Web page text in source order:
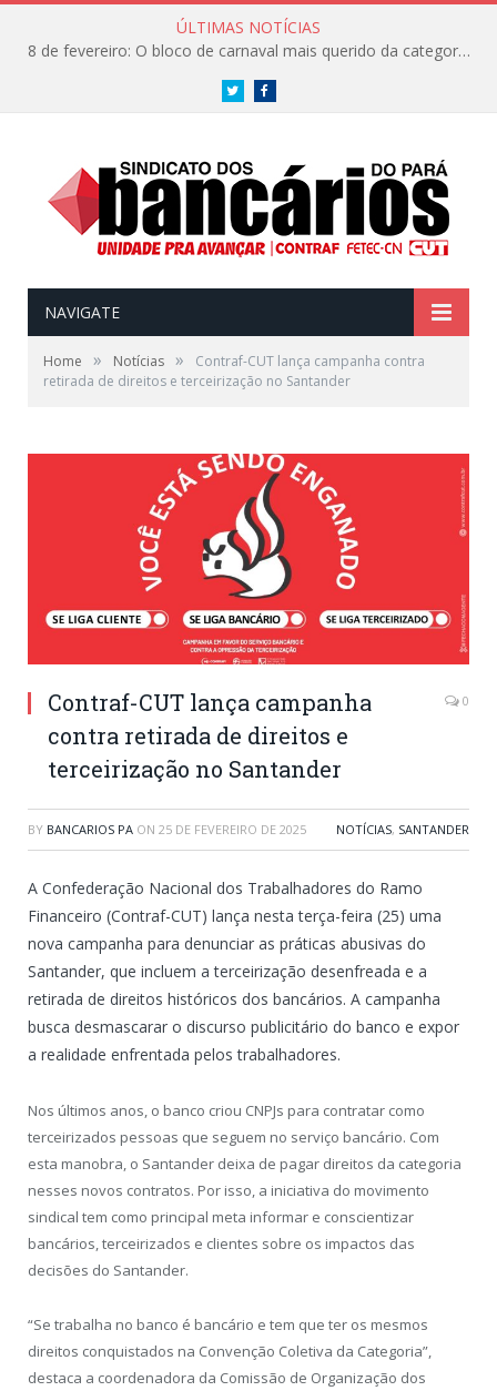
ÚLTIMAS NOTÍCIAS
8 de fevereiro: O bloco de carnaval mais querido da categoria já tem data. Vem pro CarnaBancários 2025!
Twitter
NAVIGATE
Home » Notícias »
Contraf-CUT lança campanha contra
retirada de direitos e terceirização no Santander
Contraf-CUT lança campanha
contra retirada de direitos e
terceirização no Santander
0
BY BANCARIOS PA ON 25 DE FEVEREIRO DE 2025 NOTÍCIAS, SANTANDER
A Confederação Nacional dos Trabalhadores do Ramo
Financeiro (Contraf-CUT) lança nesta terça-feira (25) uma
nova campanha para denunciar as práticas abusivas do
Santander, que incluem a terceirização desenfreada e a
retirada de direitos históricos dos bancários. A campanha
busca desmascarar o discurso publicitário do banco e expor
a realidade enfrentada pelos trabalhadores.
Nos últimos anos, o banco criou CNPJs para contratar como
terceirizados pessoas que seguem no serviço bancário. Com
esta manobra, o Santander deixa de pagar direitos da categoria
nesses novos contratos. Por isso, a iniciativa do movimento
sindical tem como principal meta informar e conscientizar
bancários, terceirizados e clientes sobre os impactos das
decisões do Santander.
“Se trabalha no banco é bancário e tem que ter os mesmos
direitos conquistados na Convenção Coletiva da Categoria”,
destaca a coordenadora da Comissão de Organização dos